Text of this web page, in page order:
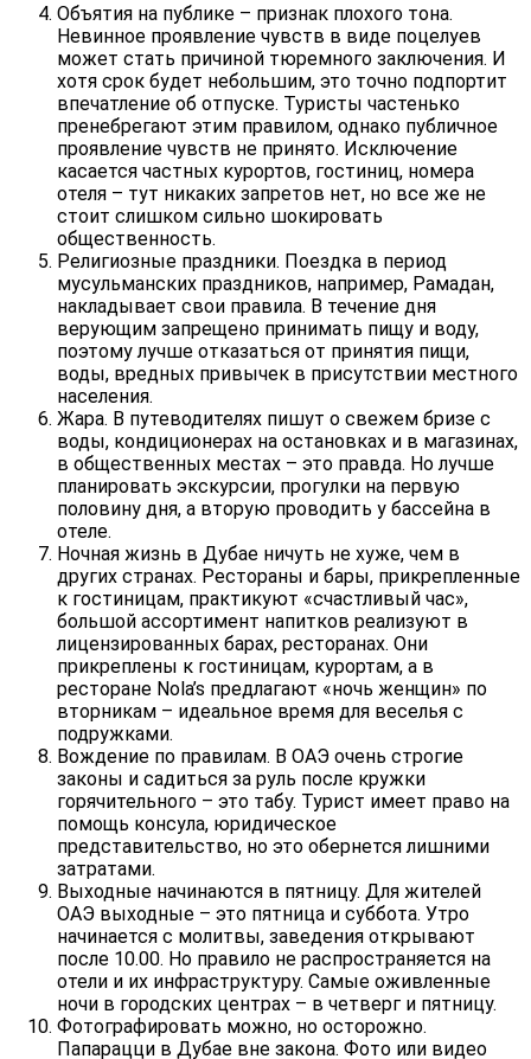
Объятия на публике – признак плохого тона.
Невинное проявление чувств в виде поцелуев
может стать причиной тюремного заключения. И
хотя срок будет небольшим, это точно подпортит
впечатление об отпуске. Туристы частенько
пренебрегают этим правилом, однако публичное
проявление чувств не принято. Исключение
касается частных курортов, гостиниц, номера
отеля – тут никаких запретов нет, но все же не
стоит слишком сильно шокировать
общественность.
Религиозные праздники. Поездка в период
мусульманских праздников, например, Рамадан,
накладывает свои правила. В течение дня
верующим запрещено принимать пищу и воду,
поэтому лучше отказаться от принятия пищи,
воды, вредных привычек в присутствии местного
населения.
Жара. В путеводителях пишут о свежем бризе с
воды, кондиционерах на остановках и в магазинах,
в общественных местах – это правда. Но лучше
планировать экскурсии, прогулки на первую
половину дня, а вторую проводить у бассейна в
отеле.
Ночная жизнь в Дубае ничуть не хуже, чем в
других странах. Рестораны и бары, прикрепленные
к гостиницам, практикуют «счастливый час»,
большой ассортимент напитков реализуют в
лицензированных барах, ресторанах. Они
прикреплены к гостиницам, курортам, а в
ресторане Nola’s предлагают «ночь женщин» по
вторникам – идеальное время для веселья с
подружками.
Вождение по правилам. В ОАЭ очень строгие
законы и садиться за руль после кружки
горячительного – это табу. Турист имеет право на
помощь консула, юридическое
представительство, но это обернется лишними
затратами.
Выходные начинаются в пятницу. Для жителей
ОАЭ выходные – это пятница и суббота. Утро
начинается с молитвы, заведения открывают
после 10.00. Но правило не распространяется на
отели и их инфраструктуру. Самые оживленные
ночи в городских центрах – в четверг и пятницу.
Фотографировать можно, но осторожно.
Папарацци в Дубае вне закона. Фото или видео